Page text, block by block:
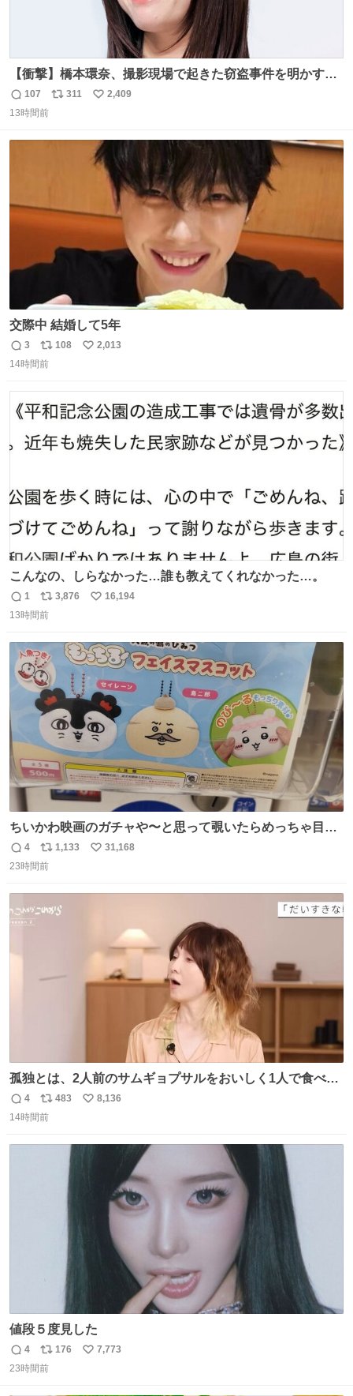
【衝撃】橋本環奈、撮影現場で起きた窃盗事件を明かす
「警察が来てました」 news.livedoor.com/article/detail…
橋本は「撮影現場で照明さんのケーブルが盗まれて…。廃
述懐。専門家も「銅の価値が上がってるんですよね…」と
返
信
107
リ
311
い
数
2,409
13時間前
交際中 結婚して5年
返
信
3
リ
ポ
ト
数
108
い
数
2,013
14時間前
こんなの、しらなかった…誰も教えてくれなかった…。
返
信
1
リ
ポ
ト
数
3,876
い
数
16,194
13時間前
ちいかわ映画のガチャや〜と思って覗いたらめっちゃ目合
って気まずい
返
信
4
リ
ポ
ト
1,133
い
31,168
23時間前
孤独とは、2人前のサムギョプサルをおいしく1人で食べる
ことである←好きすぎる
返
信
4
リ
ポ
483
い
数
8,136
14時間前
値段５度見した
返
信
4
リ
ポ
176
い
7,773
23時間前